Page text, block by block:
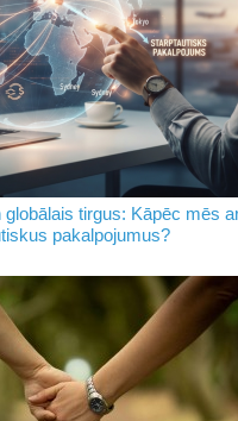
tirgus: Kāpēc mēs
pakalpojumus?